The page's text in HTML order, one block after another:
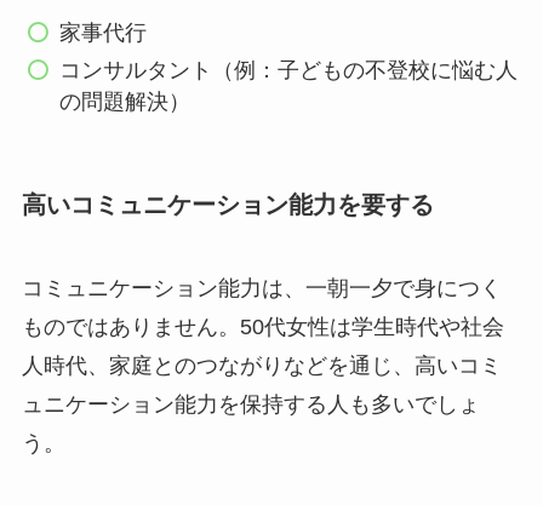
家事代行
コンサルタント（例：子どもの不登校に悩む人
の問題解決）
高いコミュニケーション能力を要する
コミュニケーション能力は、一朝一夕で身につく
ものではありません。50代女性は学生時代や社会
人時代、家庭とのつながりなどを通じ、高いコミ
ュニケーション能力を保持する人も多いでしょ
う。